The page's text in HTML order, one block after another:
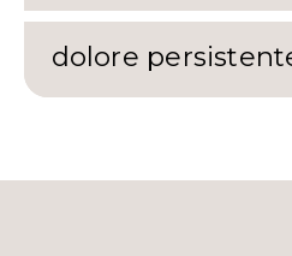
dolore